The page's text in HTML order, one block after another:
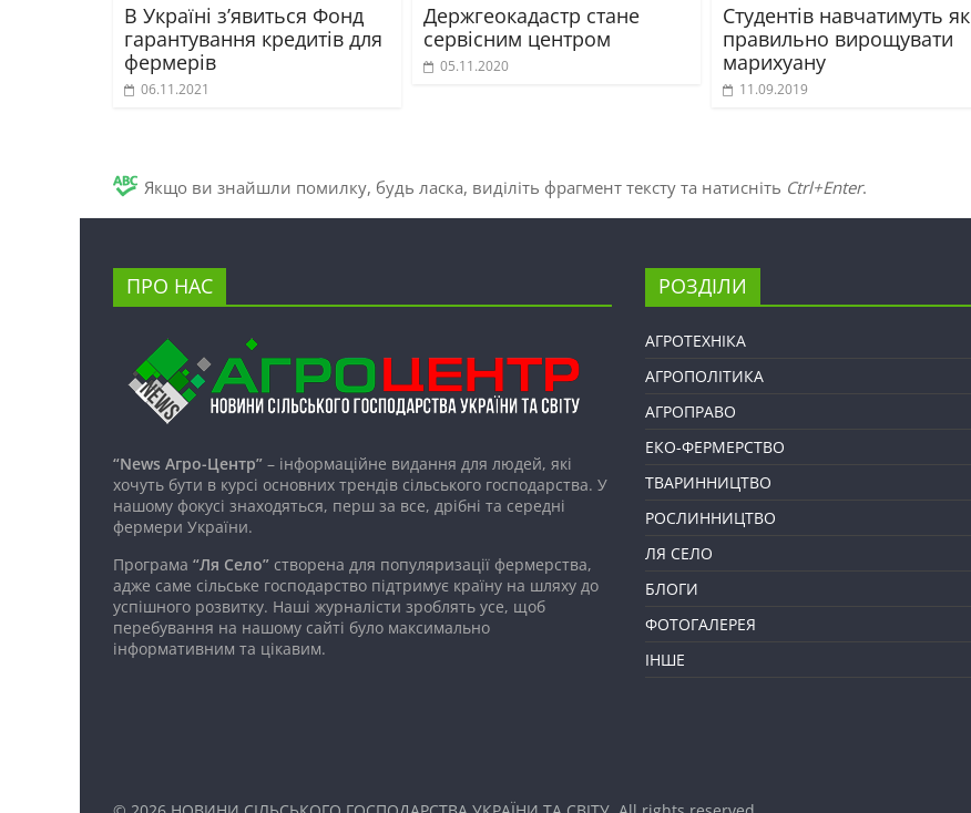
В Україні з’явиться Фонд
гарантування кредитів для
фермерів
06.11.2021
Держгеокадастр стане
сервісним центром
05.11.2020
Студентів навчатимуть як
правильно вирощувати
марихуану
11.09.2019
Якщо ви знайшли помилку, будь ласка, виділіть фрагмент тексту та натисніть Ctrl+Enter.
ПРО НАС
“News Агро-Центр” – інформаційне видання для людей, які
хочуть бути в курсі основних трендів сільського господарства. У
нашому фокусі знаходяться, перш за все, дрібні та середні
фермери України.
Програма “Ля Село” створена для популяризації фермерства,
адже саме сільське господарство підтримує країну на шляху до
успішного розвитку. Наші журналісти зроблять усе, щоб
перебування на нашому сайті було максимально
інформативним та цікавим.
РОЗДІЛИ
АГРОТЕХНІКА
АГРОПОЛІТИКА
АГРОПРАВО
ЕКО-ФЕРМЕРСТВО
ТВАРИННИЦТВО
РОСЛИННИЦТВО
ЛЯ СЕЛО
БЛОГИ
ФОТОГАЛЕРЕЯ
ІНШЕ